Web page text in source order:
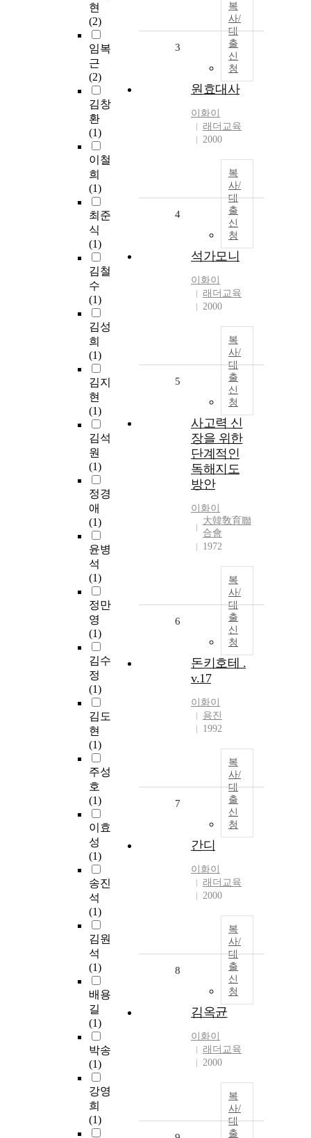
현
(2)
임복
근
(2)
김창
환
(1)
이철
희
(1)
최준
식
(1)
김철
수
(1)
김성
희
(1)
김지
현
(1)
김석
원
(1)
정경
애
(1)
윤병
석
(1)
정만
영
(1)
김수
정
(1)
김도
현
(1)
주성
호
(1)
이효
성
(1)
송진
석
(1)
김원
석
(1)
배용
길
(1)
박송
(1)
강영
희
(1)
복
사/
대
출
신
청
3
원효대사
이화이
래더교육
2000
복
사/
대
출
신
청
4
석가모니
이화이
래더교육
2000
복
사/
대
출
신
청
5
사고력 신
장을 위한
단계적인
독해지도
방안
이화이
大韓敎育聯
合會
1972
복
사/
대
출
신
청
6
돈키호테 .
v.17
이화이
용진
1992
복
사/
대
출
신
청
7
간디
이화이
래더교육
2000
복
사/
대
출
신
청
8
김옥균
이화이
래더교육
2000
복
사/
대
출